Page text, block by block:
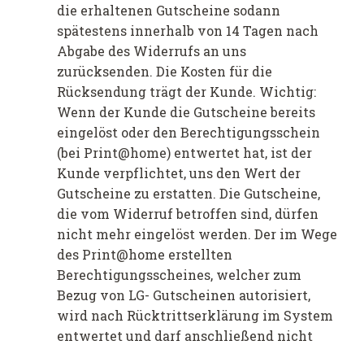
die erhaltenen Gutscheine sodann
spätestens innerhalb von 14 Tagen nach
Abgabe des Widerrufs an uns
zurücksenden. Die Kosten für die
Rücksendung trägt der Kunde. Wichtig:
Wenn der Kunde die Gutscheine bereits
eingelöst oder den Berechtigungsschein
(bei Print@home) entwertet hat, ist der
Kunde verpflichtet, uns den Wert der
Gutscheine zu erstatten. Die Gutscheine,
die vom Widerruf betroffen sind, dürfen
nicht mehr eingelöst werden. Der im Wege
des Print@home erstellten
Berechtigungsscheines, welcher zum
Bezug von LG- Gutscheinen autorisiert,
wird nach Rücktrittserklärung im System
entwertet und darf anschließend nicht